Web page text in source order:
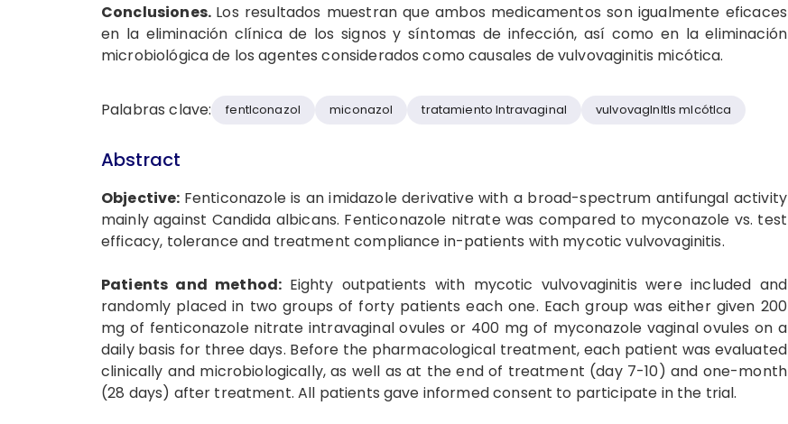
Conclusiones. Los re­sultados muestran que ambos medicamentos son igualmente eficaces
en la eliminación clínica de los signos y síntomas de in­fección, así como en la elimina­ción
microbiológica de los agen­tes considerados como causales de vulvovaginitis micótica.
Palabras clave: fentlconazol mico­nazol tratamiento lntravaginal vul­vovaglnltls mlcótlca
Abstract
Objective: Fenticonazole is an imidazole derivative with a broad-spectrum antifungal activity
mainly against Candida albicans. Fenticonazole nitrate was compared to myconazole vs. test
efficacy, tolerance and treatment compliance in-patients with mycotic vulvovaginitis.
Patients and method: Eighty outpatients with mycotic vulvovaginitis were included and
randomly placed in two groups of forty patients each one. Each group was either given 200
mg of fenticonazole nitrate intravaginal ovules or 400 mg of myconazole vaginal ovules on a
daily basis for three days. Before the pharmacological treatment, each patient was evaluated
clinically and microbiologically, as well as at the end of treatment (day 7-10) and one-month
(28 days) after treatment. All patients gave informed consent to participate in the trial.